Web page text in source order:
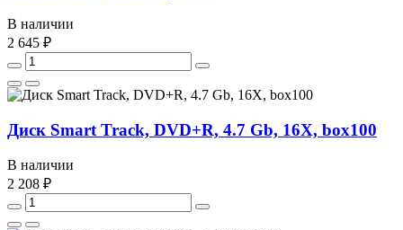
В наличии
2 645 ₽
Диск Smart Track, DVD+R, 4.7 Gb, 16X, box100
В наличии
2 208 ₽